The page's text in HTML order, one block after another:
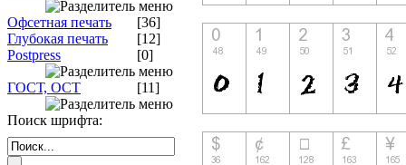
Офсетная печать
[36]
Глубокая печать
[12]
Postpress
[0]
ГОСТ, ОСТ [11]
Поиск шрифта: